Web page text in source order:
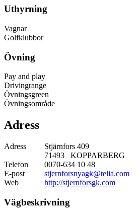
Uthyrning
Vagnar
Golfklubbor
Övning
Pay and play
Drivingrange
Övningsgreen
Övningsområde
Adress
Adress
Stjärnfors 409
71493 KOPPARBERG
Telefon
0070-634 10 48
E-post
stjernforsnyagk@telia.com
Web
http://stjernforsgk.com
Vägbeskrivning